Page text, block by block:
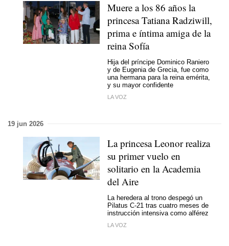
Muere a los 86 años la
princesa Tatiana Radziwill,
prima e íntima amiga de la
reina Sofía
Hija del príncipe Dominico Raniero
y de Eugenia de Grecia, fue como
una hermana para la reina emérita,
y su mayor confidente
LA VOZ
19 jun 2026
La princesa Leonor realiza
su primer vuelo en
solitario en la Academia
del Aire
La heredera al trono despegó un
Pilatus C-21 tras cuatro meses de
instrucción intensiva como alférez
LA VOZ